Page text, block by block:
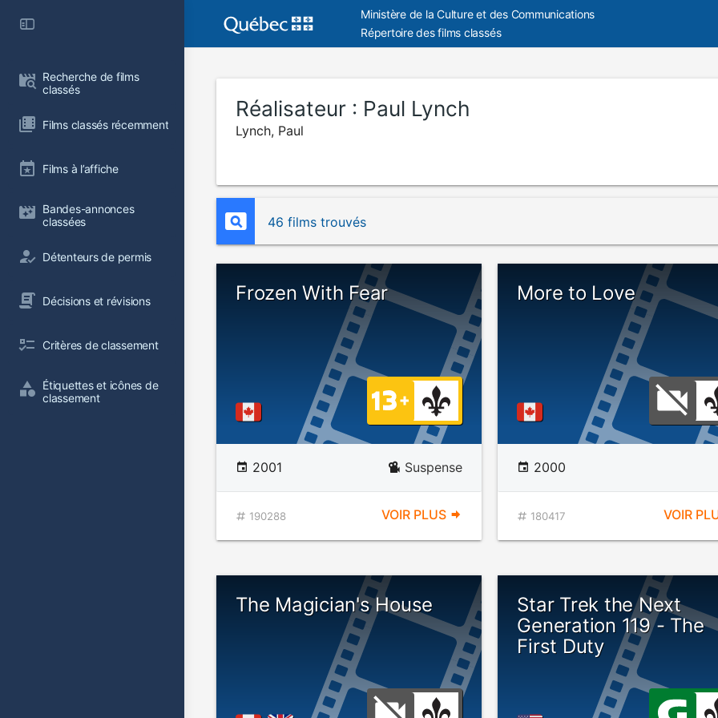
Recherche de films
classés
Films classés récemment
Films à l’affiche
Bandes-annonces
classées
Détenteurs de permis
Décisions et révisions
Critères de classement
Étiquettes et icônes de
classement
Ministère de la Culture et des Communications
Répertoire des films classés
Réalisateur : Paul Lynch
Lynch, Paul
46 films trouvés
Frozen With Fear
2001 Suspense
190288 VOIR PLUS
More to Love
2000
180417 VOIR
The Magician's House
Star Trek the Next
Generation 119 - The
First Duty